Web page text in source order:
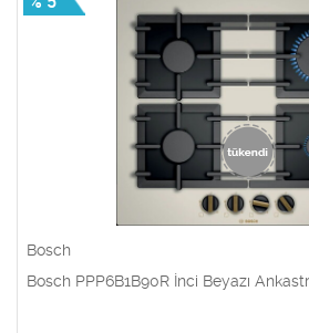
Bosch
Bosch PPP6B1B90R İnci Beyazı